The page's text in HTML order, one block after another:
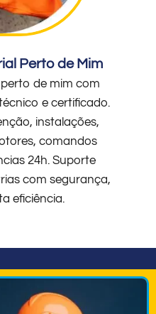
Perto de Mim
de mim com
e certificado.
instalações,
comandos
24h. Suporte
com segurança,
eficiência.